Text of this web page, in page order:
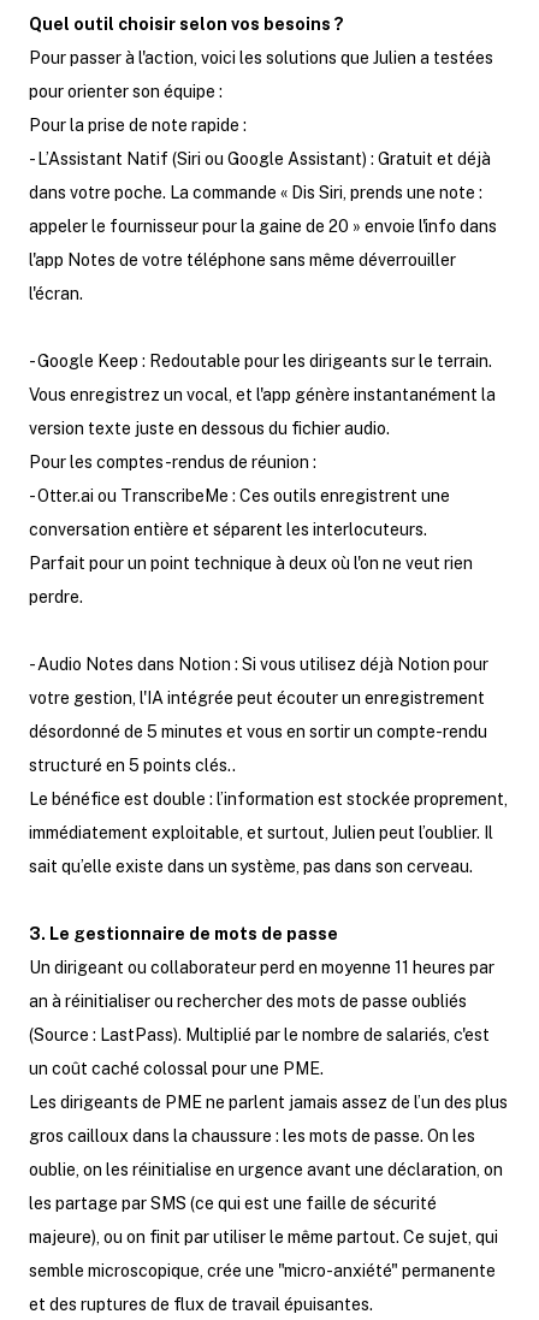
Quel outil choisir selon vos besoins ?
Pour passer à l'action, voici les solutions que Julien a testées
pour orienter son équipe :
Pour la prise de note rapide :
- L’Assistant Natif (Siri ou Google Assistant) : Gratuit et déjà
dans votre poche. La commande « Dis Siri, prends une note :
appeler le fournisseur pour la gaine de 20 » envoie l'info dans
l'app Notes de votre téléphone sans même déverrouiller
l'écran.
- Google Keep : Redoutable pour les dirigeants sur le terrain.
Vous enregistrez un vocal, et l'app génère instantanément la
version texte juste en dessous du fichier audio.
Pour les comptes-rendus de réunion :
- Otter.ai ou TranscribeMe : Ces outils enregistrent une
conversation entière et séparent les interlocuteurs.
Parfait pour un point technique à deux où l'on ne veut rien
perdre.
- Audio Notes dans Notion : Si vous utilisez déjà Notion pour
votre gestion, l'IA intégrée peut écouter un enregistrement
désordonné de 5 minutes et vous en sortir un compte-rendu
structuré en 5 points clés..
Le bénéfice est double : l’information est stockée proprement,
immédiatement exploitable, et surtout, Julien peut l’oublier. Il
sait qu’elle existe dans un système, pas dans son cerveau.
3. Le gestionnaire de mots de passe
Un dirigeant ou collaborateur perd en moyenne 11 heures par
an à réinitialiser ou rechercher des mots de passe oubliés
(Source : LastPass). Multiplié par le nombre de salariés, c'est
un coût caché colossal pour une PME.
Les dirigeants de PME ne parlent jamais assez de l’un des plus
gros cailloux dans la chaussure : les mots de passe. On les
oublie, on les réinitialise en urgence avant une déclaration, on
les partage par SMS (ce qui est une faille de sécurité
majeure), ou on finit par utiliser le même partout. Ce sujet, qui
semble microscopique, crée une "micro-anxiété" permanente
et des ruptures de flux de travail épuisantes.